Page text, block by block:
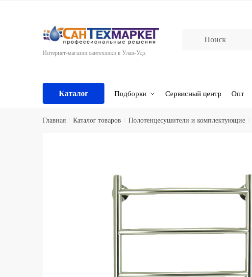
Интернет-магазин сантехники в Улан-Удэ.
Каталог Подборки Сервисный центр Опт
Главная Каталог товаров Полотенцесушители и комплектующие